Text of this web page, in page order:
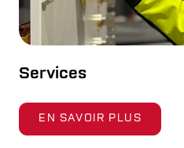
Services
EN SAVOIR PLUS